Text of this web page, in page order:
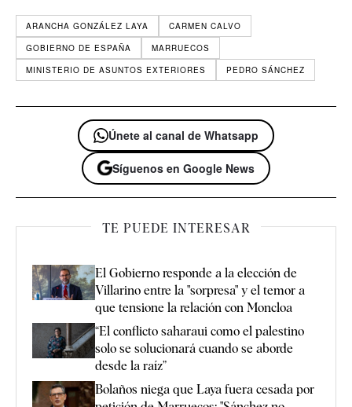
ARANCHA GONZÁLEZ LAYA
CARMEN CALVO
GOBIERNO DE ESPAÑA
MARRUECOS
MINISTERIO DE ASUNTOS EXTERIORES
PEDRO SÁNCHEZ
Únete al canal de Whatsapp
Síguenos en Google News
TE PUEDE INTERESAR
El Gobierno responde a la elección de
Villarino entre la "sorpresa" y el temor a
que tensione la relación con Moncloa
“El conflicto saharaui como el palestino
solo se solucionará cuando se aborde
desde la raíz”
Bolaños niega que Laya fuera cesada por